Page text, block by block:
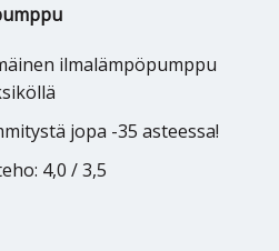
ilmalämpöpumppu
jopa -35 asteessa!
4,0 / 3,5